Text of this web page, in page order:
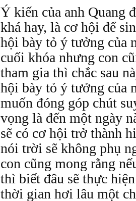
Ý kiến của anh Quang
khá hay, là cơ hội để
hội bày tỏ ý tưởng của
cuối khóa nhưng con
tham gia thì chắc sau
hội bày tỏ ý tưởng của
muốn đóng góp chút
vọng là đến một ngày
sẽ có cơ hội trở thành
nói trời sẽ không phụ
con cũng mong rằng
thì biết đâu sẽ thực
thời gian hơi lâu một